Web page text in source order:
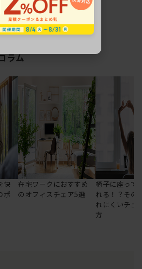
ラム
快
ポ
在宅ワークにおすすめ
のオフィスチェア5選
椅子に座って
れる！？その
れにくいチェ
方